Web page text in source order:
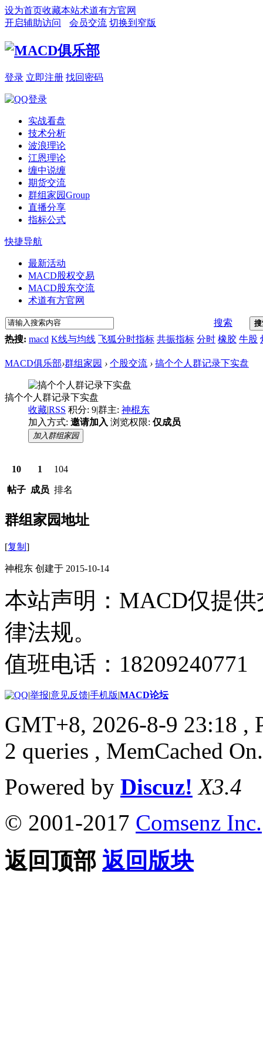
设为首页收藏本站术道有方官网
开启辅助访问
会员交流 切换到窄版
登录 立即注册 找回密码
实战看盘
技术分析
波浪理论
江恩理论
缠中说缠
期货交流
群组家园Group
直播分享
指标公式
快捷导航
最新活动
MACD股权交易
MACD股东交流
术道有方官网
搜索
热搜: macd K线与均线 飞狐分时指标 共振指标 分时 橡胶 牛股
MACD俱乐部›群组家园 › 个股交流 › 搞个个人群记录下实盘
搞个个人群记录下实盘
收藏|RSS 积分: 9|群主: 神棍东
加入方式: 邀请加入 浏览权限: 仅成员
加入群组家园
10
帖子
1
成员
104
排名
群组家园地址
[复制 ]
神棍东 创建于 2015-10-14
本站声明：MACD仅提
律法规。
值班电话：
|举报|意见反馈|手机版|MACD论坛
GMT+8, 2026-8-9 23:18 ,
2 queries , MemCached On.
Powered by Discuz! X3.4
© 2001-2017 Comsenz Inc.
返回顶部 返回版块